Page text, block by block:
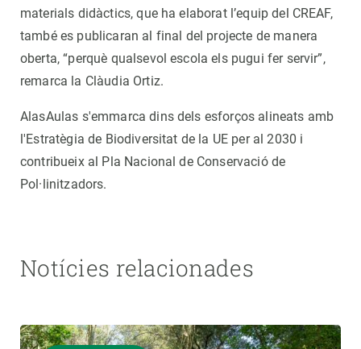
materials didàctics, que ha elaborat l’equip del CREAF,
també es publicaran al final del projecte de manera
oberta, “perquè qualsevol escola els pugui fer servir”,
remarca la Clàudia Ortiz.
AlasAulas s'emmarca dins dels esforços alineats amb
l'Estratègia de Biodiversitat de la UE per al 2030 i
contribueix al Pla Nacional de Conservació de
Pol·linitzadors.
Notícies relacionades